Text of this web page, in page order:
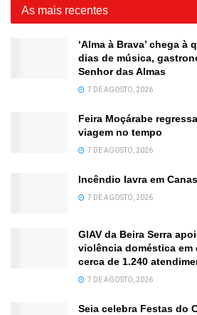
As mais recentes
‘Alma à Brava’ chega
dias de música,
Senhor das Almas
7 DE AGOSTO, 2026
Feira Moçárabe
viagem no tempo
7 DE AGOSTO, 2026
Incêndio lavra em
7 DE AGOSTO, 2026
GIAV da Beira Serra
violência doméstica em
cerca de 1.240
7 DE AGOSTO, 2026
Seia celebra Festas do